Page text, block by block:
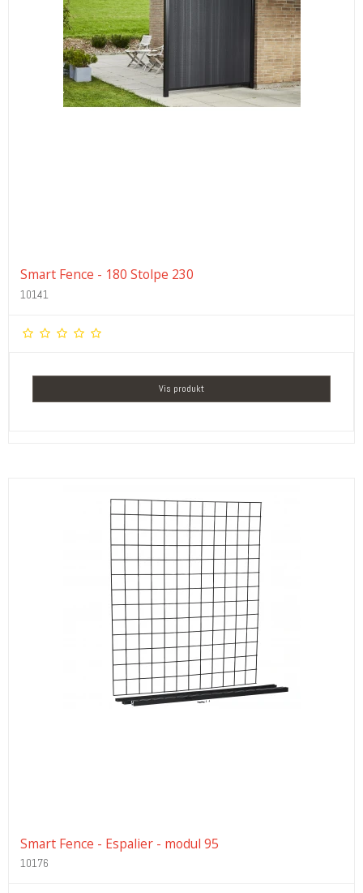
Smart Fence - 180 Stolpe 230
10141
Vis produkt
Smart Fence - Espalier - modul 95
10176